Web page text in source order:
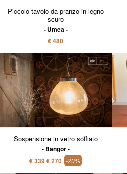
Piccolo tavolo da pranzo in legno
scuro
Umea
€ 480
Sospensione in vetro soffiato
Bangor
€ 339€ 270 -20%